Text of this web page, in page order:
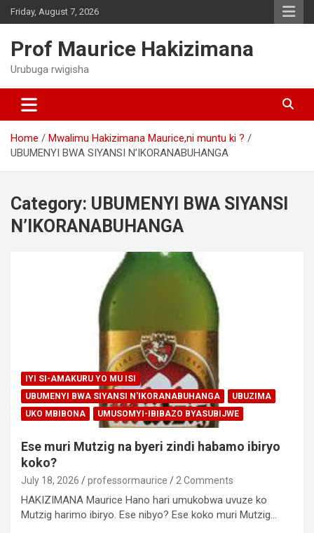
Skip
to
Friday, August 7, 2026
Prof Maurice Hakizimana
Urubuga rwigisha
Home
Mwalimu Hakizimana Maurice,ni muntu ki ?
UBUMENYI BWA SIYANSI N’IKORANABUHANGA
Category: UBUMENYI BWA SIYANSI
N’IKORANABUHANGA
IYI SI-AMAKURU YO MU ISI
UBUMENYI BWA SIYANSI N'IKORANABUHANGA
UBUZIMA
UKO MBIBONA
UMUSOMYI-IBIBAZO BYASUBIJWE
Ese muri Mutzig na byeri zindi habamo ibiryo
koko?
July 18, 2026 professormaurice 2 Comments
HAKIZIMANA Maurice Hano hari umukobwa uvuze ko
Mutzig harimo ibiryo. Ese nibyo? Ese koko muri Mutzig…